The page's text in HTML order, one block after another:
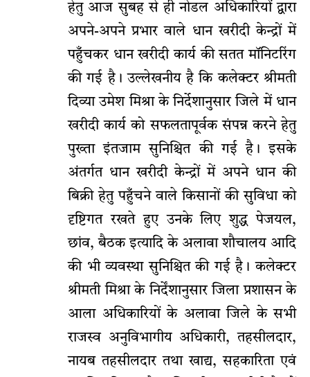
हेतु आज सुबह से ही नोडल अधिकारियों द्वारा
अपने-अपने प्रभार वाले धान खरीदी केन्द्रों में
पहुँचकर धान खरीदी कार्य की सतत मॉनिटरिंग
की गई है। उल्लेखनीय है कि कलेक्टर श्रीमती
दिव्या उमेश मिश्रा के निर्देशानुसार जिले में धान
खरीदी कार्य को सफलतापूर्वक संपन्न करने हेतु
पुख्ता इंतजाम सुनिश्चित की गई है। इसके
अंतर्गत धान खरीदी केन्द्रों में अपने धान की
बिक्री हेतु पहुँचने वाले किसानों की सुविधा को
दृष्टिगत रखते हुए उनके लिए शुद्ध पेजयल,
छांव, बैठक इत्यादि के अलावा शौचालय आदि
की भी व्यवस्था सुनिश्चित की गई है। कलेक्टर
श्रीमती मिश्रा के निर्देंशानुसार जिला प्रशासन के
आला अधिकारियों के अलावा जिले के सभी
राजस्व अनुविभागीय अधिकारी, तहसीलदार,
नायब तहसीलदार तथा खाद्य, सहकारिता एवं